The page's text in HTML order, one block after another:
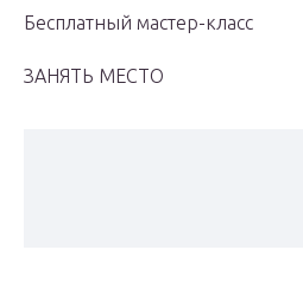
Бесплатный мастер-класс
ЗАНЯТЬ МЕСТО